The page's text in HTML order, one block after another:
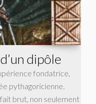
dipôle
fondatrice,
pythagoricienne.
brut, non seulement